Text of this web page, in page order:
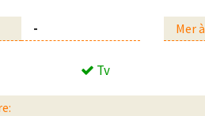
- Mer
Tv